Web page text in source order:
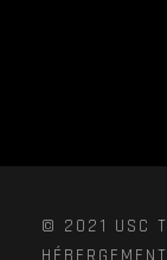
© 2021 USC